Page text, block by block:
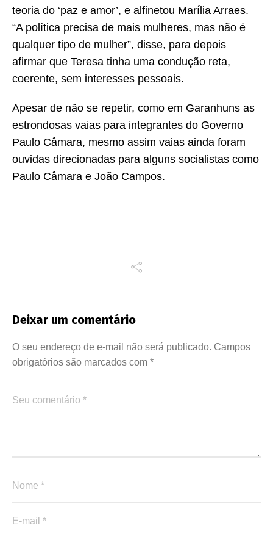
teoria do ‘paz e amor’, e alfinetou Marília Arraes.
“A política precisa de mais mulheres, mas não é
qualquer tipo de mulher”, disse, para depois
afirmar que Teresa tinha uma condução reta,
coerente, sem interesses pessoais.
Apesar de não se repetir, como em Garanhuns as
estrondosas vaias para integrantes do Governo
Paulo Câmara, mesmo assim vaias ainda foram
ouvidas direcionadas para alguns socialistas como
Paulo Câmara e João Campos.
Deixar um comentário
O seu endereço de e-mail não será publicado. Campos
obrigatórios são marcados com *